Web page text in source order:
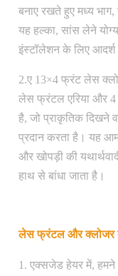
बनाए रखते हुए मध्य
यह हल्का, सांस लेने
इंस्टॉलेशन के लिए आदर्श
2.ए 13×4 फ्रंट लेस
लेस फ्रंटल एरिया और 4
है, जो प्राकृतिक दिखने
प्रदान करता है। यह आम
और खोपड़ी की
हाथ से बांधा जाता है।
लेस फ्रंटल और क्लोजर
1. एक्सजेड हेयर में,